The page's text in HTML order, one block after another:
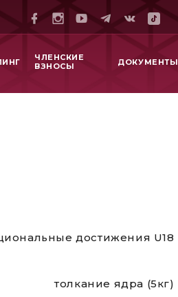
ЧЛЕНСКИЕ
ВЗНОСЫ
ДОКУМЕНТЫ
достижения U18
толкание ядра (5кг)